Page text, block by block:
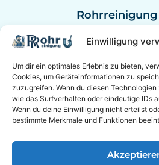
Einwilligung
Um dir ein optimales Erlebnis zu bieten,
Cookies, um Geräteinformationen zu
zuzugreifen. Wenn du diesen
wie das Surfverhalten oder eindeutige IDs
Wenn du deine Einwilligung nicht erteilst
bestimmte Merkmale und Funktionen
Rohrreinigung
Rohrreinigung
Rohrreinigung
Rohrreinigung